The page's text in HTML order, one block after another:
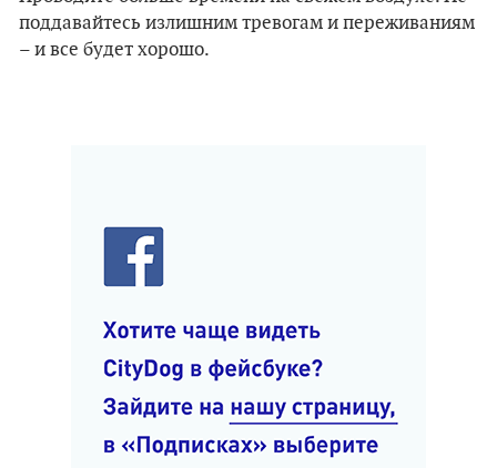
поддавайтесь излишним тревогам и переживаниям
– и все будет хорошо.